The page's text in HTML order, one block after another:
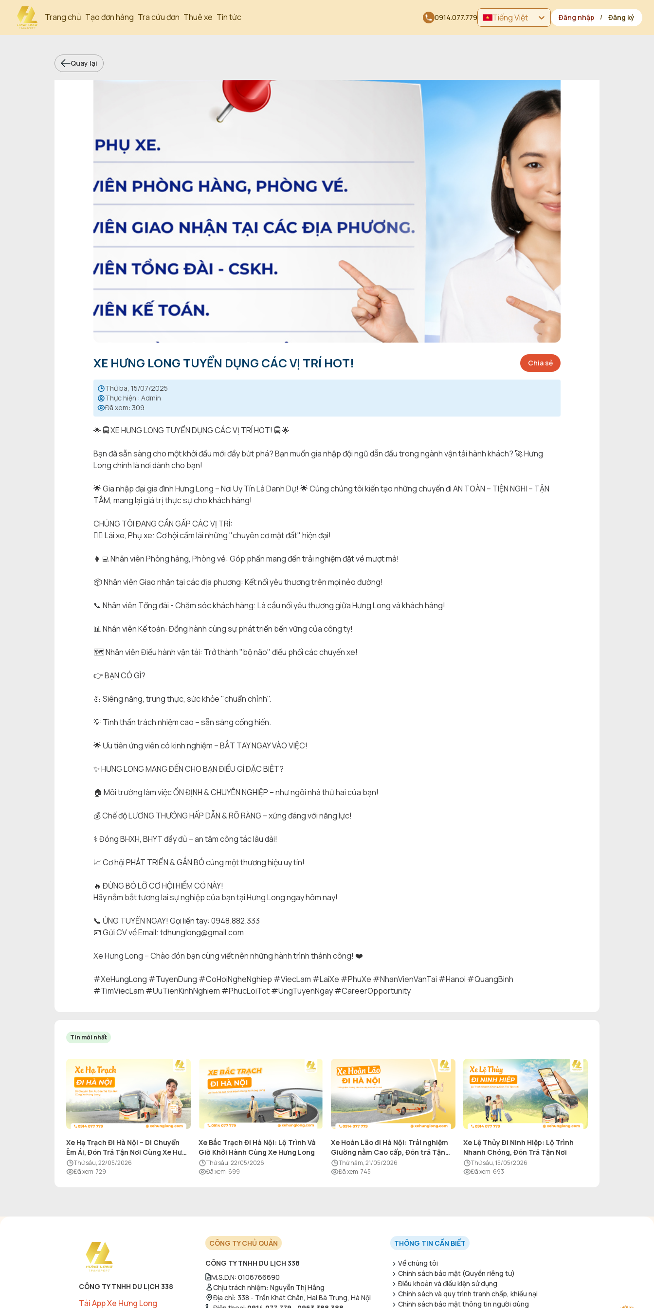
Trang chủ Tạo đơn hàng Tra cứu đơn Thuê xe Tin tức 0914.077.779 Tiếng Việt Đăng nhập / Đăng ký
Quay lại
XE HƯNG LONG TUYỂN DỤNG CÁC VỊ TRÍ HOT! Chia sẻ
thứ ba, 15/07/2025
Thực hiện : Admin
Đã xem: 309
🌟 🚍XE HƯNG LONG TUYỂN DỤNG CÁC VỊ TRÍ HOT! 🚍🌟
Bạn đã sẵn sàng cho một khởi đầu mới đầy bứt phá? Bạn muốn gia nhập đội ngũ dẫn đầu trong ngành vận tải hành khách? 🚀Hưng
Long chính là nơi dành cho bạn!
🌟Gia nhập đại gia đình Hưng Long – Nơi Uy Tín Là Danh Dự! 🌟Cùng chúng tôi kiến tạo những chuyến đi AN TOÀN – TIỆN NGHI – TẬN
TÂM, mang lại giá trị thực sự cho khách hàng!
CHÚNG TÔI ĐANG CẦN GẤP CÁC VỊ TRÍ:
👨‍✈️ Lái xe, Phụ xe: Cơ hội cầm lái những "chuyên cơ mặt đất" hiện đại!
👩‍💻Nhân viên Phòng hàng, Phòng vé: Góp phần mang đến trải nghiệm đặt vé mượt mà!
📦Nhân viên Giao nhận tại các địa phương: Kết nối yêu thương trên mọi nẻo đường!
📞 Nhân viên Tổng đài - Chăm sóc khách hàng: Là cầu nối yêu thương giữa Hưng Long và khách hàng!
📊Nhân viên Kế toán: Đồng hành cùng sự phát triển bền vững của công ty!
🗺️Nhân viên Điều hành vận tải: Trở thành "bộ não" điều phối các chuyến xe!
👉BẠN CÓ GÌ?
💪 Siêng năng, trung thực, sức khỏe "chuẩn chỉnh".
💡Tinh thần trách nhiệm cao – sẵn sàng cống hiến.
🌟 Ưu tiên ứng viên có kinh nghiệm – BẮT TAY NGAY VÀO VIỆC!
✨HƯNG LONG MANG ĐẾN CHO BẠN ĐIỀU GÌ ĐẶC BIỆT?
🏠 Môi trường làm việc ỔN ĐỊNH & CHUYÊN NGHIỆP – như ngôi nhà thứ hai của bạn!
💰Chế độ LƯƠNG THƯỞNG HẤP DẪN & RÕ RÀNG – xứng đáng với năng lực!
⚕️Đóng BHXH, BHYT đầy đủ – an tâm công tác lâu dài!
📈Cơ hội PHÁT TRIỂN & GẮN BÓ cùng một thương hiệu uy tín!
🔥 ĐỪNG BỎ LỠ CƠ HỘI HIẾM CÓ NÀY!
Hãy nắm bắt tương lai sự nghiệp của bạn tại Hưng Long ngay hôm nay!
📞 ỨNG TUYỂN NGAY! Gọi liền tay: 0948.882.333
📧Gửi CV về Email: tdhunglong@gmail.com
Xe Hưng Long – Chào đón bạn cùng viết nên những hành trình thành công! ❤️
#XeHungLong #TuyenDung #CoHoiNgheNghiep #ViecLam #LaiXe #PhuXe #NhanVienVanTai #Hanoi #QuangBinh
#TimViecLam #UuTienKinhNghiem #PhucLoiTot#UngTuyenNgay#CareerOpportunity
Tin mới nhất
Xe Hạ Trạch Đi Hà Nội – Di Chuyển
Êm Ái, Đón Trả Tận Nơi Cùng Xe Hưng
Longthứ sáu, 22/05/2026
Đã xem:729
Xe Bắc Trạch Đi Hà Nội: Lộ Trình Và
Giờ Khởi Hành Cùng Xe Hưng Long
thứ sáu, 22/05/2026
Đã xem: 699
Xe Hoàn Lão đi Hà Nội: Trải nghiệm
Giường nằm Cao cấp, Đón trả Tận
nơithứ năm, 21/05/2026
Đã xem:745
Xe Lệ Thủy Đi Ninh Hiệp: Lộ Trình
Nhanh Chóng, Đón Trả Tận Nơi
thứ sáu, 15/05/2026
Đã xem: 693
CÔNG TY TNHH DU LỊCH 338
Tải App Xe Hưng Long
CÔNG TY CHỦ QUẢN
CÔNG TY TNHH DU LỊCH 338
M.S.D.N: 0106766690
Chịu trách nhiệm: Nguyễn Thị Hằng
Địa chỉ: 338 - Trần Khát Chân, Hai Bà Trưng, Hà Nội
THÔNG TIN CẦN BIẾT
Về chúng tôi
Chính sách bảo mật (Quyền riêng tư)
Điều khoản và điều kiện sử dụng
Chính sách và quy trình tranh chấp, khiếu nại
Chính sách bảo mật thông tin người dùng